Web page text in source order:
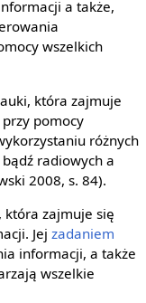
a także,
wszelkich
która zajmuje
pomocy
różnych
radiowych a
2008, s. 84).
która zajmuje się
Jej zadaniem
informacji, a także
wszelkie